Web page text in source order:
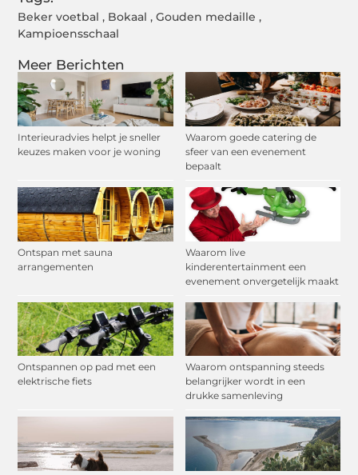
Meer Berichten
Interieuradvies helpt je sneller
keuzes maken voor je woning
Waarom goede catering de
sfeer van een evenement
bepaalt
Ontspan met sauna
arrangementen
Waarom live
kinderentertainment een
evenement onvergetelijk maakt
Ontspannen op pad met een
elektrische fiets
Waarom ontspanning steeds
belangrijker wordt in een
drukke samenleving
Beker voetbal , Bokaal ,Gouden medaille ,
Kampioensschaal